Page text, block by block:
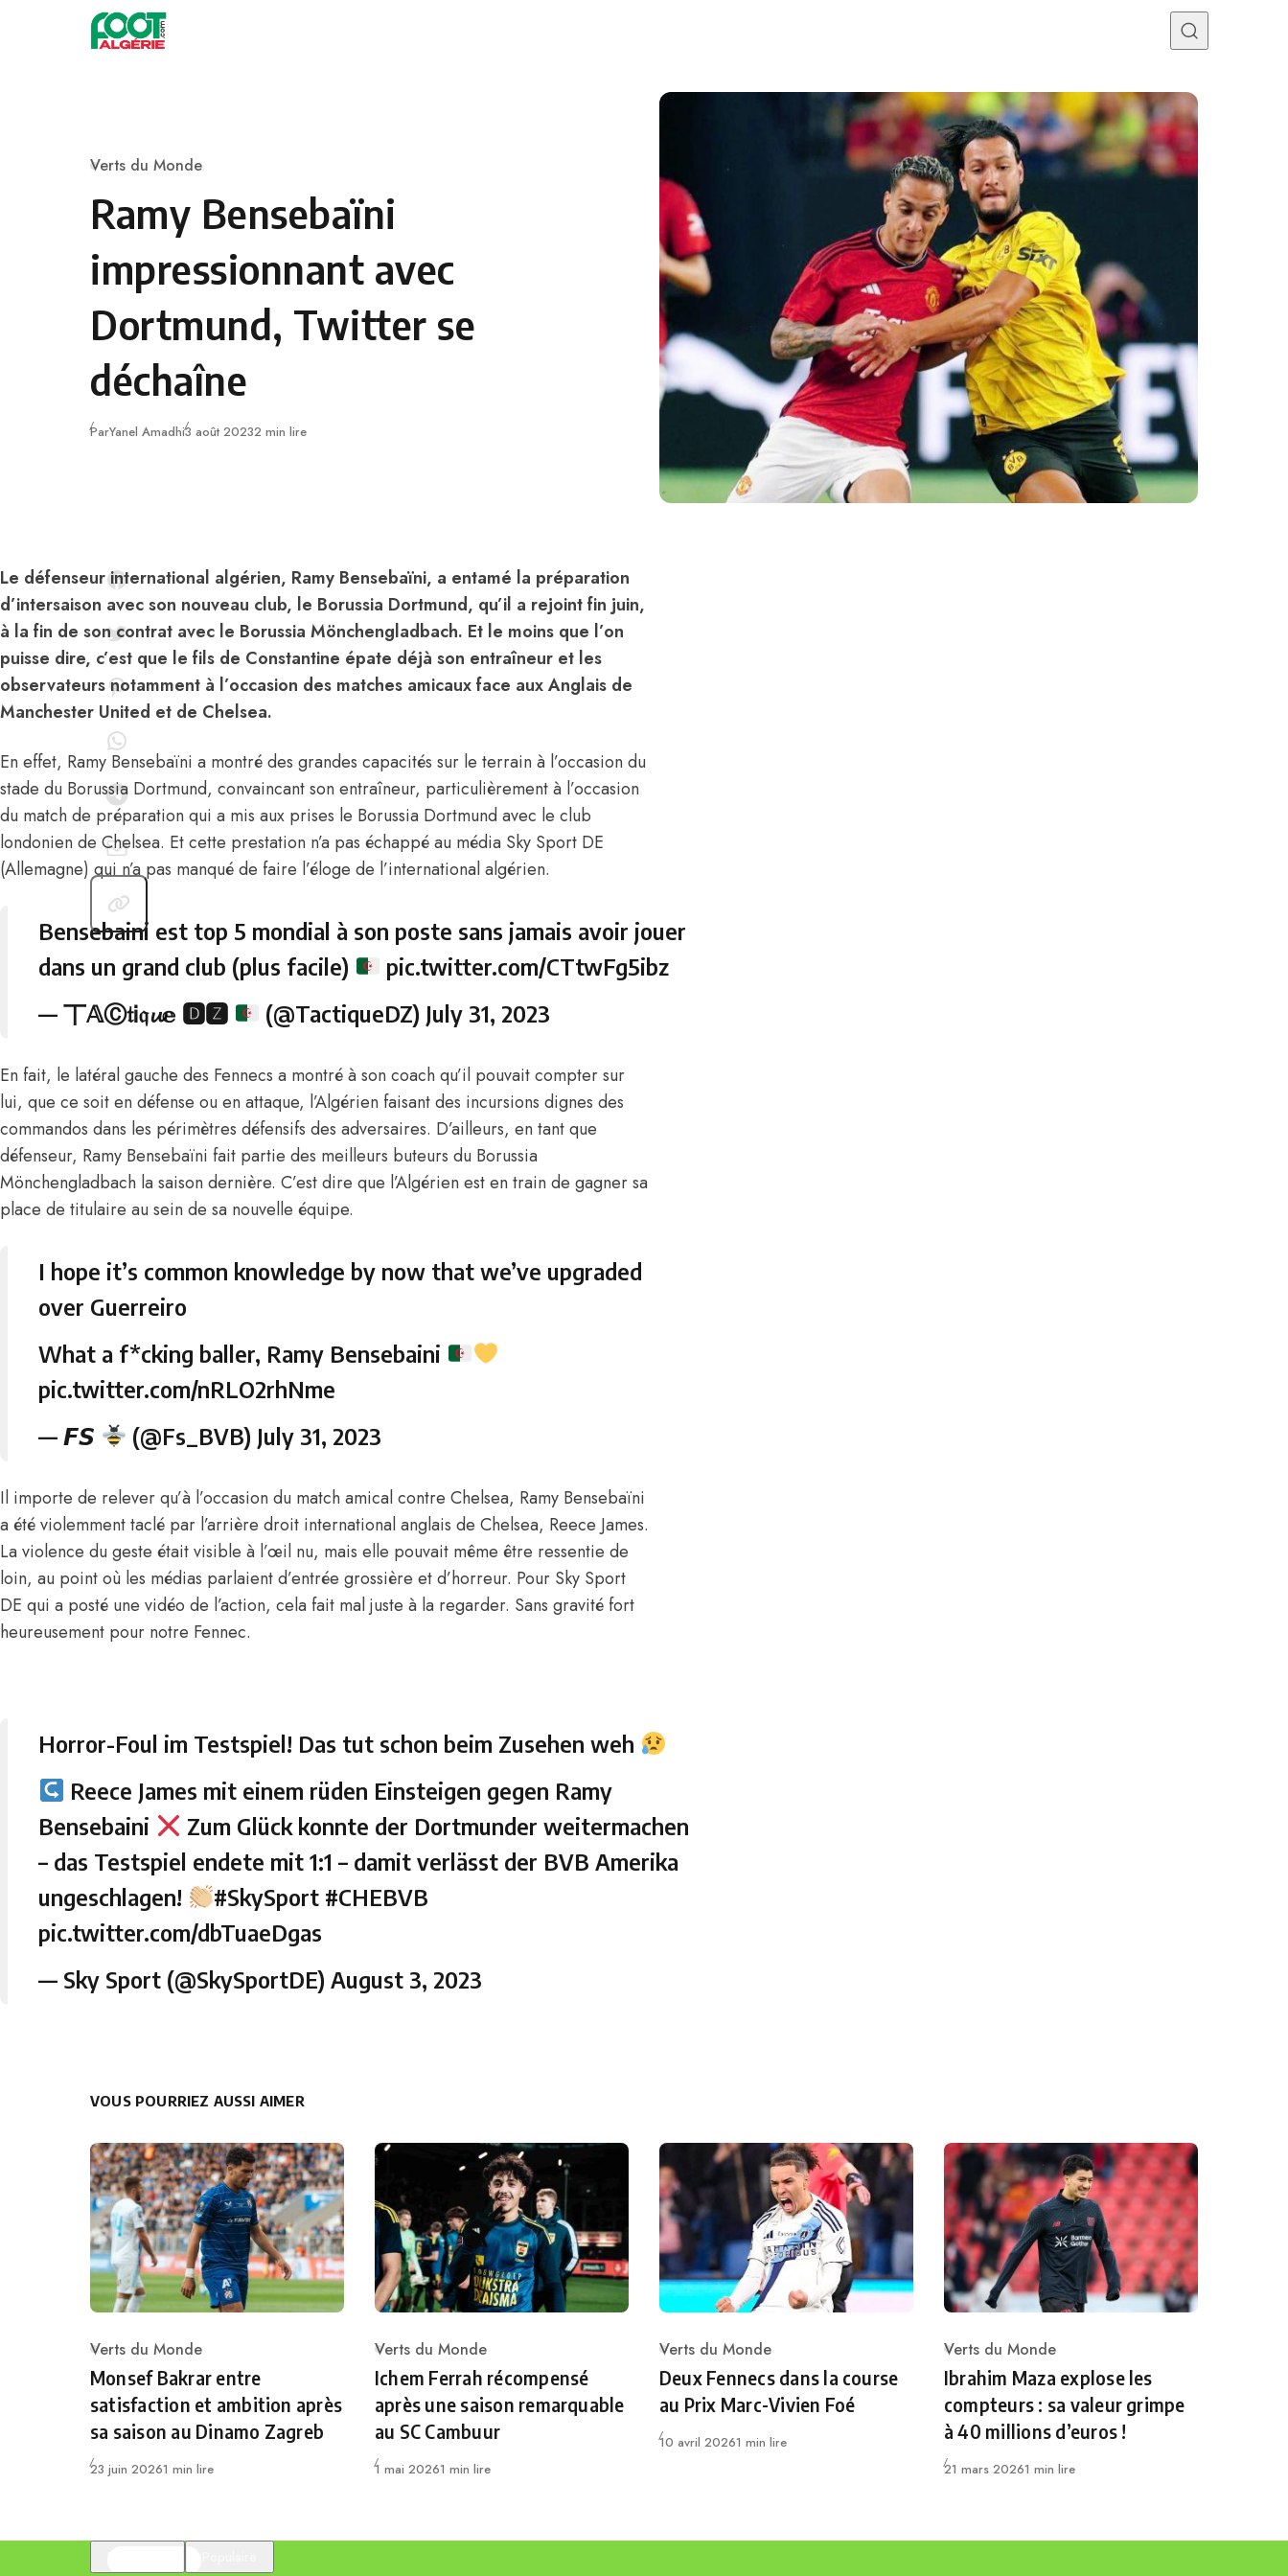
Skip to content
Category
Verts du Monde
Ramy Bensebaïni
impressionnant avec
Dortmund, Twitter se
déchaîne
ParYanel AmadhiPublié
3 août 20232 min lire
Le défenseur international algérien, Ramy Bensebaïni, a entamé la préparation
d’intersaison avec son nouveau club, le Borussia Dortmund, qu’il a rejoint fin juin,
à la fin de son contrat avec le Borussia Mönchengladbach. Et le moins que l’on
puisse dire, c’est que le fils de Constantine épate déjà son entraîneur et les
observateurs notamment à l’occasion des matches amicaux face aux Anglais de
Manchester United et de Chelsea.
En effet, Ramy Bensebaïni a montré des grandes capacités sur le terrain à l’occasion du
stade du Borussia Dortmund, convaincant son entraîneur, particulièrement à l’occasion
du match de préparation qui a mis aux prises le Borussia Dortmund avec le club
londonien de Chelsea. Et cette prestation n’a pas échappé au média Sky Sport DE
(Allemagne) qui n’a pas manqué de faire l’éloge de l’international algérien.
Bensebaini est top 5 mondial à son poste sans jamais avoir jouer
dans un grand club (plus facile)
pic.twitter.com/CTtwFg5ibz
— 丅𝔸Ⓒ𝔱Ꭵ𝔮𝓾𝕖 🅳🆉
(@TactiqueDZ) July 31, 2023
En fait, le latéral gauche des Fennecs a montré à son coach qu’il pouvait compter sur
lui, que ce soit en défense ou en attaque, l’Algérien faisant des incursions dignes des
commandos dans les périmètres défensifs des adversaires. D’ailleurs, en tant que
défenseur, Ramy Bensebaïni fait partie des meilleurs buteurs du Borussia
Mönchengladbach la saison dernière. C’est dire que l’Algérien est en train de gagner sa
place de titulaire au sein de sa nouvelle équipe.
I hope it’s common knowledge by now that we’ve upgraded
over Guerreiro
What a f*cking baller, Ramy Bensebaini
pic.twitter.com/nRLO2rhNme
— 𝙁𝙎
(@Fs_BVB) July 31, 2023
Il importe de relever qu’à l’occasion du match amical contre Chelsea, Ramy Bensebaïni
a été violemment taclé par l’arrière droit international anglais de Chelsea, Reece James.
La violence du geste était visible à l’œil nu, mais elle pouvait même être ressentie de
loin, au point où les médias parlaient d’entrée grossière et d’horreur. Pour Sky Sport
DE qui a posté une vidéo de l’action, cela fait mal juste à la regarder. Sans gravité fort
heureusement pour notre Fennec.
Horror-Foul im Testspiel! Das tut schon beim Zusehen weh
Reece James mit einem rüden Einsteigen gegen Ramy
Bensebaini
Zum Glück konnte der Dortmunder weitermachen
– das Testspiel endete mit 1:1 – damit verlässt der BVB Amerika
ungeschlagen!
#SkySport #CHEBVB
pic.twitter.com/dbTuaeDgas
— Sky Sport (@SkySportDE) August 3, 2023
VOUS POURRIEZ AUSSI AIMER
Category
Verts du Monde
Monsef Bakrar entre
satisfaction et ambition après
sa saison au Dinamo Zagreb
Publié
23 juin 20261 min lire
Category
Verts du Monde
Ichem Ferrah récompensé
après une saison remarquable
au SC Cambuur
Publié
1 mai 20261 min lire
Category
Verts du Monde
Deux Fennecs dans la course
au Prix Marc-Vivien Foé
Publié
10 avril 20261 min lire
Category
Verts du Monde
Ibrahim Maza explose les
compteurs : sa valeur grimpe
à 40 millions d’euros !
Publié
21 mars 20261 min lire